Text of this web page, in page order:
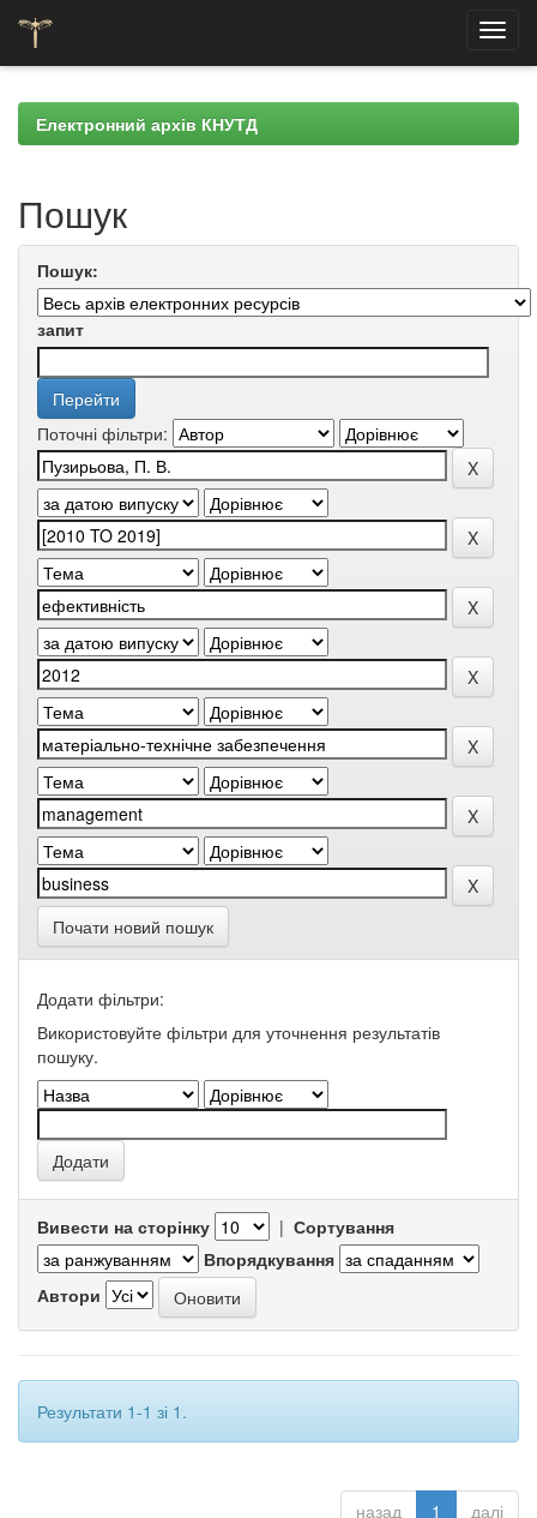
navigationЕлектронний архів КНУТД
Пошук
Пошук:
запит
Поточні фільтри:
Почати новий пошук
Додати фільтри:
Використовуйте фільтри для уточнення результатів
пошуку.
Вивести на сторінку | Сортування
Впорядкування
Автори
Результати 1-1 зі 1.
назад 1 далі